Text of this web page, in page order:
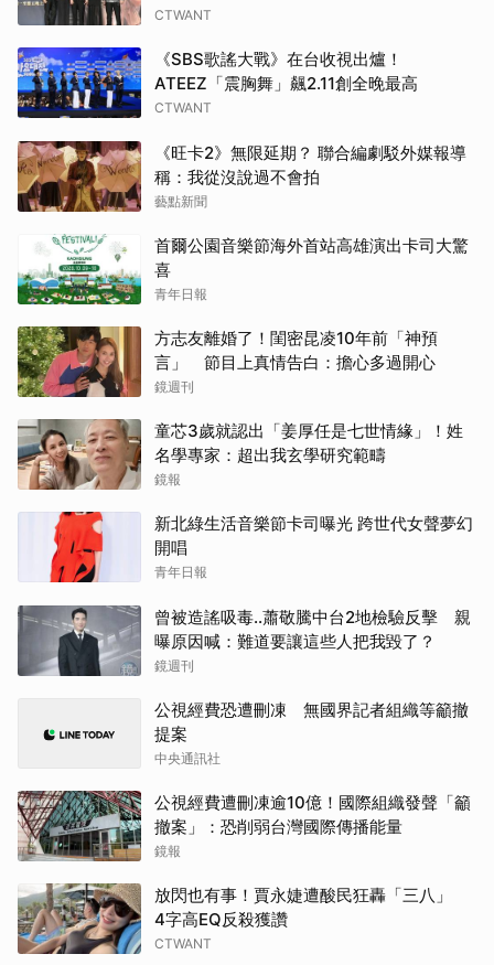
CTWANT
《SBS歌謠大戰》在台收視出爐！
ATEEZ「震胸舞」飆2.11創全晚最高
CTWANT
《旺卡2》無限延期？ 聯合編劇駁外媒報導
稱：我從沒說過不會拍
藝點新聞
首爾公園音樂節海外首站高雄演出卡司大驚
喜
青年日報
方志友離婚了！閨密昆凌10年前「神預
言」 節目上真情告白：擔心多過開心
鏡週刊
童芯3歲就認出「姜厚任是七世情緣」！姓
名學專家：超出我玄學研究範疇
鏡報
新北綠生活音樂節卡司曝光 跨世代女聲夢幻
開唱
青年日報
曾被造謠吸毒..蕭敬騰中台2地檢驗反擊 親
曝原因喊：難道要讓這些人把我毀了？
鏡週刊
公視經費恐遭刪凍 無國界記者組織等籲撤
提案
中央通訊社
公視經費遭刪凍逾10億！國際組織發聲「籲
撤案」：恐削弱台灣國際傳播能量
鏡報
放閃也有事！賈永婕遭酸民狂轟「三八」
4字高EQ反殺獲讚
CTWANT